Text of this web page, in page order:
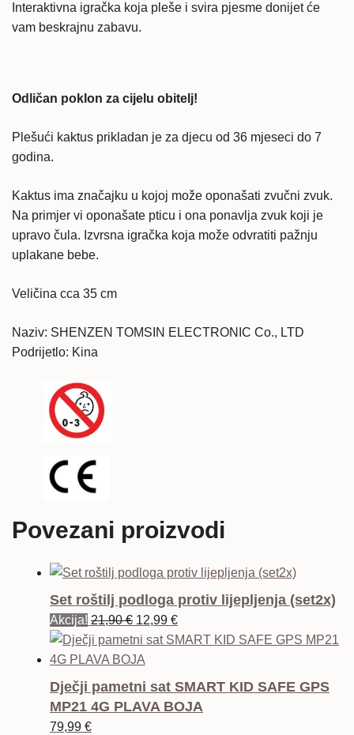
Interaktivna igračka koja pleše i svira pjesme donijet će
vam beskrajnu zabavu.
Odličan poklon za cijelu obitelj!
Plešući kaktus prikladan je za djecu od 36 mjeseci do 7
godina.
Kaktus ima značajku u kojoj može oponašati zvučni zvuk.
Na primjer vi oponašate pticu i ona ponavlja zvuk koji je
upravo čula. Izvrsna igračka koja može odvratiti pažnju
uplakane bebe.
Veličina cca 35 cm
Naziv: SHENZEN TOMSIN ELECTRONIC Co., LTD
Podrijetlo: Kina
Povezani proizvodi
Set roštilj podloga protiv lijepljenja (set2x)
Akcija! 21,90€ Izvorna
cijena
bila
je:
12,99 €Trenutna
cijena
Dječji pametni sat SMART KID SAFE GPS
MP21 4G PLAVA BOJA
79,99 €